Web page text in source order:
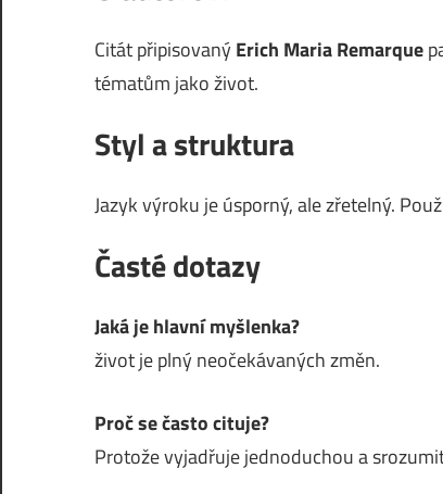
Citát připisovanýErich Maria Remarque
tématům jako život.
Styl a struktura
Jazyk výroku je úsporný, ale zřetelný.
Časté dotazy
Jaká je hlavní myšlenka?
život je plný neočekávaných změn.
Proč se často cituje?
Protože vyjadřuje jednoduchou a